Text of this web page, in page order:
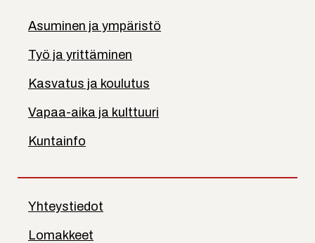
Asuminen ja ympäristö
Työ ja yrittäminen
Kasvatus ja koulutus
Vapaa-aika ja kulttuuri
Kuntainfo
Yhteystiedot
Lomakkeet